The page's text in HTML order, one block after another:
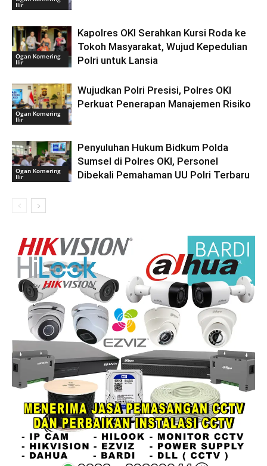
Ilir
Ogan Komering
Ilir
Kapolres OKI Serahkan Kursi Roda ke
Tokoh Masyarakat, Wujud Kepedulian
Polri untuk Lansia
Ogan Komering
Ilir
Wujudkan Polri Presisi, Polres OKI
Perkuat Penerapan Manajemen Risiko
Ogan Komering
Ilir
Penyuluhan Hukum Bidkum Polda
Sumsel di Polres OKI, Personel
Dibekali Pemahaman UU Polri Terbaru